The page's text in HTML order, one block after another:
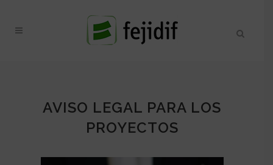
AVISO LEGAL PARA LOS
PROYECTOS